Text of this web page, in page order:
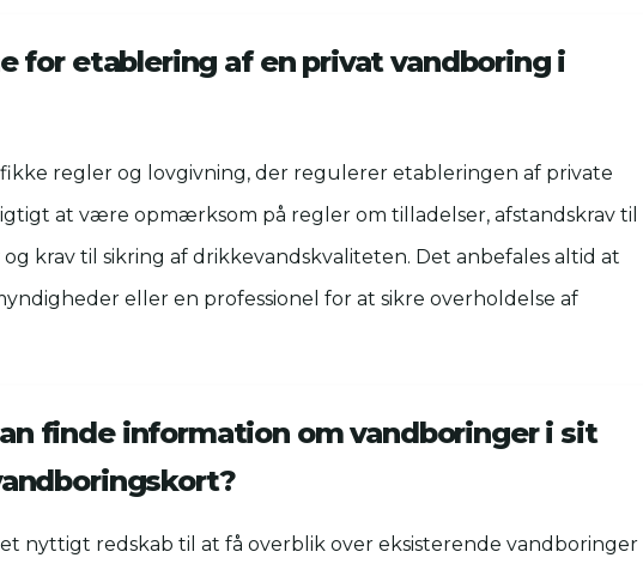
for etablering af en privat vandboring i
regler og lovgivning, der regulerer etableringen af private
at være opmærksom på regler om tilladelser, afstandskrav til
krav til sikring af drikkevandskvaliteten. Det anbefales altid at
eller en professionel for at sikre overholdelse af
finde information om vandboringer i sit
nyttigt redskab til at få overblik over eksisterende vandboringer